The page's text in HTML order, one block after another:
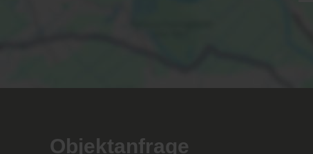
Objektanfrage